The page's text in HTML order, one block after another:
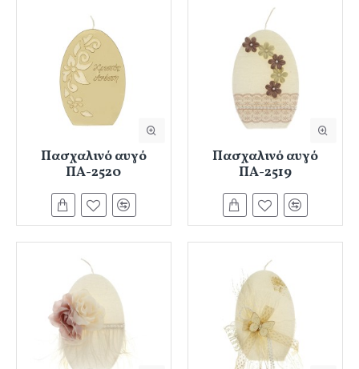
Πασχαλινό αυγό
ΠΑ-2520
Πασχαλινό αυγό
ΠΑ-2519